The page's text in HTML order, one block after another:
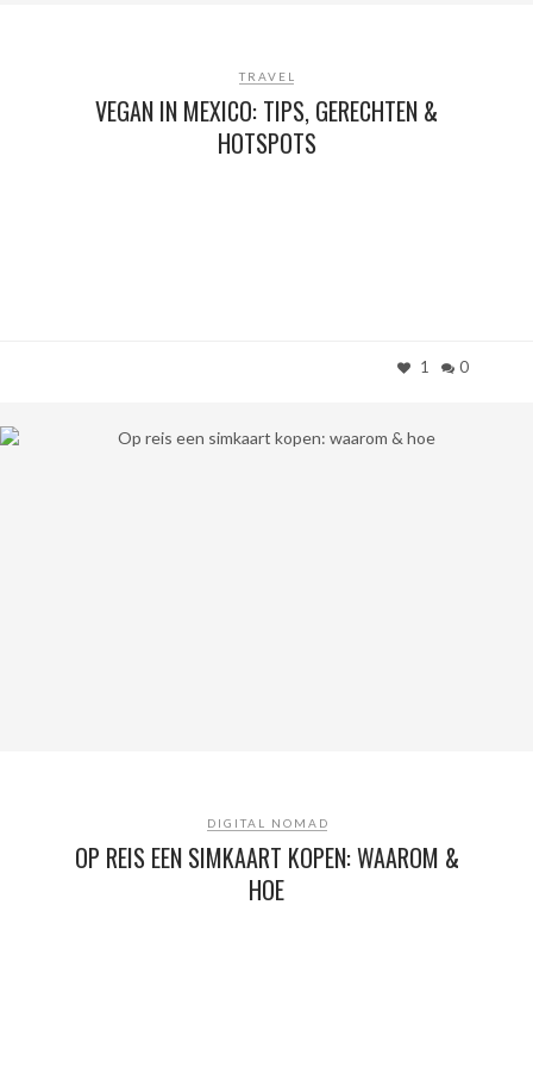
TRAVEL
VEGAN IN MEXICO: TIPS, GERECHTEN &
HOTSPOTS
1 0
DIGITAL NOMAD
OP REIS EEN SIMKAART KOPEN: WAAROM &
HOE